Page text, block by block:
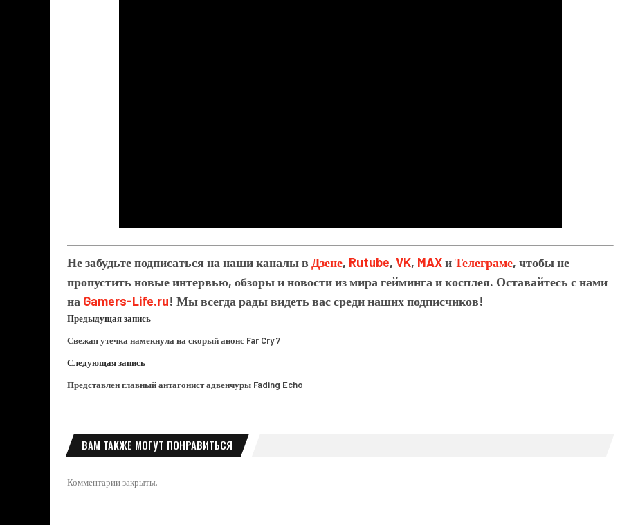
Не забудьте подписаться на наши каналы в Дзене, Rutube, VK, MAXиТелеграме, чтобы не
пропустить новые интервью, обзоры и новости из мира гейминга и косплея. Оставайтесь с нами
на Gamers-Life.ru! Мы всегда рады видеть вас среди наших подписчиков!
Предыдущая запись
Свежая утечка намекнула на скорый анонс Far Cry 7
Следующая запись
Представлен главный антагонист адвенчуры Fading Echo
ВАМ ТАКЖЕ МОГУТ ПОНРАВИТЬСЯ
Комментарии закрыты.